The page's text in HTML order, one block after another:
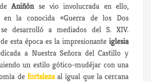
deAniñónse vio involucrada en ello,
en la conocida «Guerra de los Dos
desarrolló a mediados del S. XIV.
esta época es la impresionante iglesia
a Nuestra Señora del Castillo y
un estilo gótico-mudéjar con una
de fortalezaal igual que la cercana